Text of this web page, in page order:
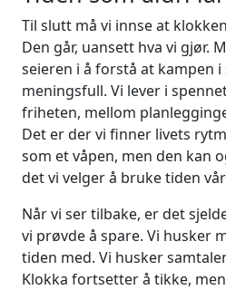
Til slutt må vi innse at
Den går, uansett hva vi gjør.
seieren i å forstå at kampen i
meningsfull. Vi lever i
friheten, mellom
Det er der vi finner livets
som et våpen, men den kan
det vi velger å bruke tiden
Når vi ser tilbake, er det
vi prøvde å spare. Vi husker
tiden med. Vi husker
Klokka fortsetter å tikke,